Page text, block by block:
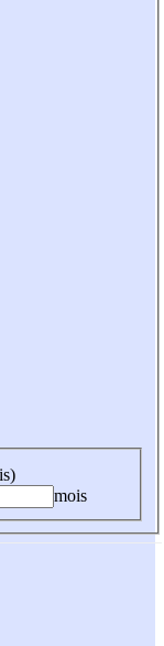
mois